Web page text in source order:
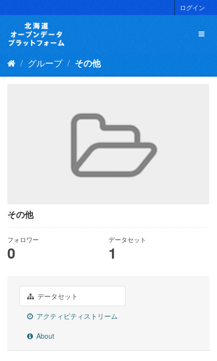
キ
ログイン
グループ その他
その他
フォロワー
0
データセット
1
データセット
アクティビティストリーム
About